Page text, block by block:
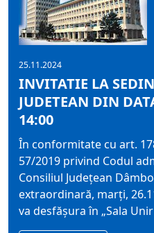
25.11.2024
INVITATIE LA
JUDETEAN DIN
14:00
În conformitate cu art.
57/2019 privind Codul
Consiliul Judeţean
extraordinară, marți,
va desfăşura în „Sala